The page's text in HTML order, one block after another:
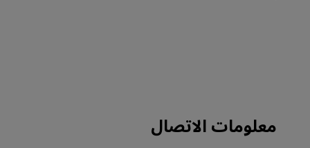
معلومات الاتصال